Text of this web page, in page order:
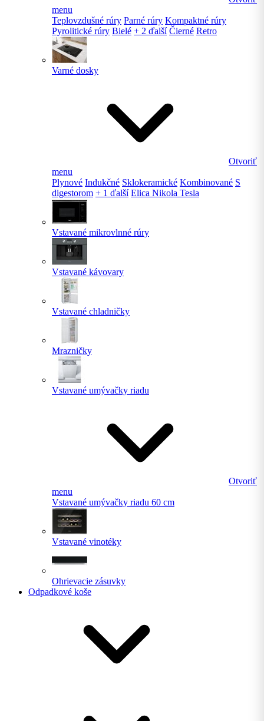
menu
Teplovzdušné rúry Parné rúry Kompaktné rúry
Pyrolitické rúry Bielé + 2 ďalší Čierné Retro
Varné dosky
Otvoriť
menu
Plynové Indukčné Sklokeramické Kombinované S
digestorom + 1 ďalší Elica Nikola Tesla
Vstavané mikrovlnné rúry
Vstavané kávovary
Vstavané chladničky
Mrazničky
Vstavané umývačky riadu
Otvoriť
menu
Vstavané umývačky riadu 60 cm
Vstavané vinotéky
Ohrievacie zásuvky
Odpadkové koše